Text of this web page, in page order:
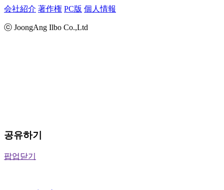
会社紹介 著作権 PC版 個人情報
ⓒ JoongAng Ilbo Co.,Ltd
공유하기
팝업닫기